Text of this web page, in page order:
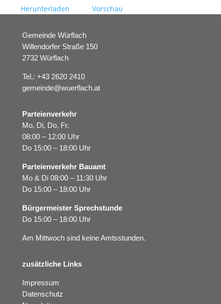
Herunterladen Vorschau
Gemeinde Würflach
Willendorfer Straße 150
2732 Würflach
Tel.: +43 2620 2410
gemeinde@wuerflach.at
Parteienverkehr
Mo, Di, Do, Fr.
08:00 – 12:00 Uhr
Do 15:00 – 18:00 Uhr
Parteienverkehr Bauamt
Mo & Di 08:00 – 11:30 Uhr
Do 15:00 – 18:00 Uhr
Bürgermeister Sprechstunde
Do 15:00 – 18:00 Uhr
Am Mittwoch sind keine Amtsstunden.
zusätzliche Links
Impressum
Datenschutz